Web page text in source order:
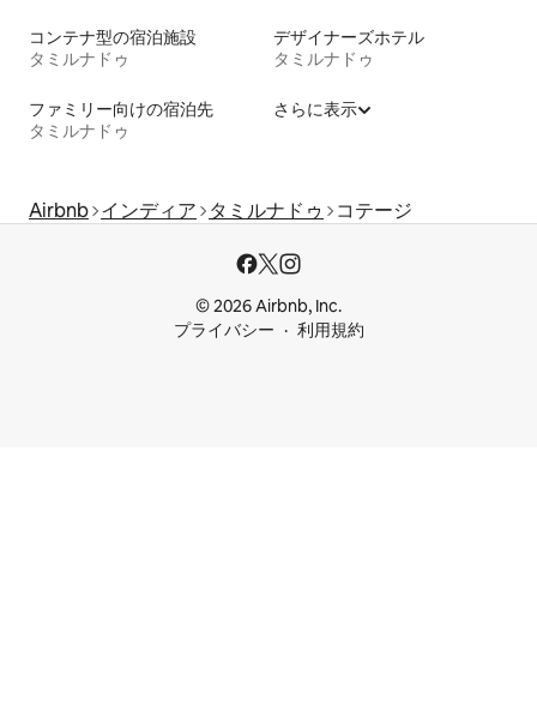
コンテナ型の宿泊施設
タミルナドゥ
デザイナーズホテル
タミルナドゥ
ファミリー向けの宿泊先
タミルナドゥ
さらに表示
Airbnb インディア タミルナドゥ コテージ
© 2026 Airbnb, Inc.
プライバシー
利用規約